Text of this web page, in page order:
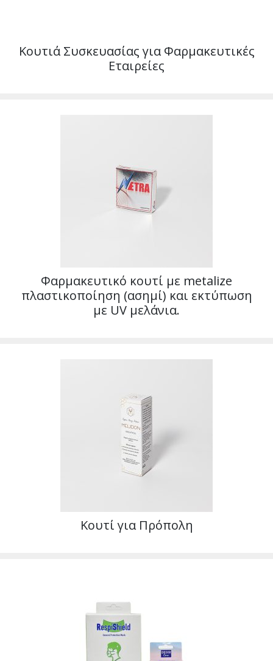
Κουτιά Συσκευασίας για Φαρμακευτικές
Εταιρείες
Φαρμακευτικό κουτί με metalize
πλαστικοποίηση (ασημί) και εκτύπωση
με UV μελάνια.
Κουτί για Πρόπολη